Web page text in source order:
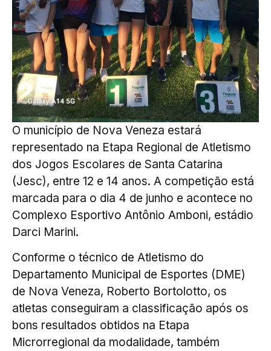
O município de Nova Veneza estará
representado na Etapa Regional de Atletismo
dos Jogos Escolares de Santa Catarina
(Jesc), entre 12 e 14 anos. A competição está
marcada para o dia 4 de junho e acontece no
Complexo Esportivo Antônio Amboni, estádio
Darci Marini.
Conforme o técnico de Atletismo do
Departamento Municipal de Esportes (DME)
de Nova Veneza, Roberto Bortolotto, os
atletas conseguiram a classificação após os
bons resultados obtidos na Etapa
Microrregional da modalidade, também